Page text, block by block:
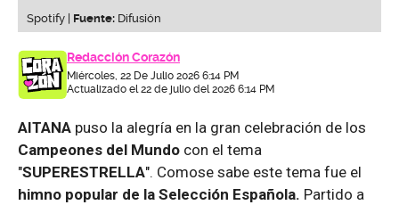
Spotify | Fuente: Difusión
Redacción Corazón
Miércoles, 22 De Julio 2026 6:14 PM
Actualizado el 22 de julio del 2026 6:14 PM
AITANA puso la alegría en la gran celebración de los
Campeones del Mundo con el tema
"SUPERESTRELLA". Comose sabe este tema fue el
himno popular de la Selección Española. Partido a